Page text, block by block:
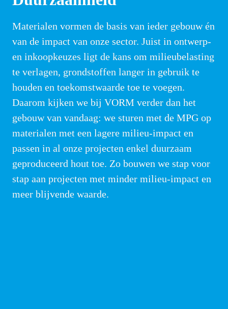
Materialen vormen de basis van ieder gebouw én
van de impact van onze sector. Juist in ontwerp-
en inkoopkeuzes ligt de kans om milieubelasting
te verlagen, grondstoffen langer in gebruik te
houden en toekomstwaarde toe te voegen.
Daarom kijken we bij VORM verder dan het
gebouw van vandaag: we sturen met de MPG op
materialen met een lagere milieu-impact en
passen in al onze projecten enkel duurzaam
geproduceerd hout toe. Zo bouwen we stap voor
stap aan projecten met minder milieu-impact en
meer blijvende waarde.